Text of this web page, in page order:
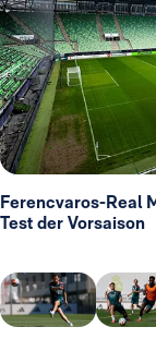
Ferencvaros-Real
Test der Vorsaison